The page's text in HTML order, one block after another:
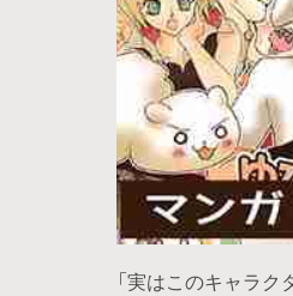
「実はこのキャラ